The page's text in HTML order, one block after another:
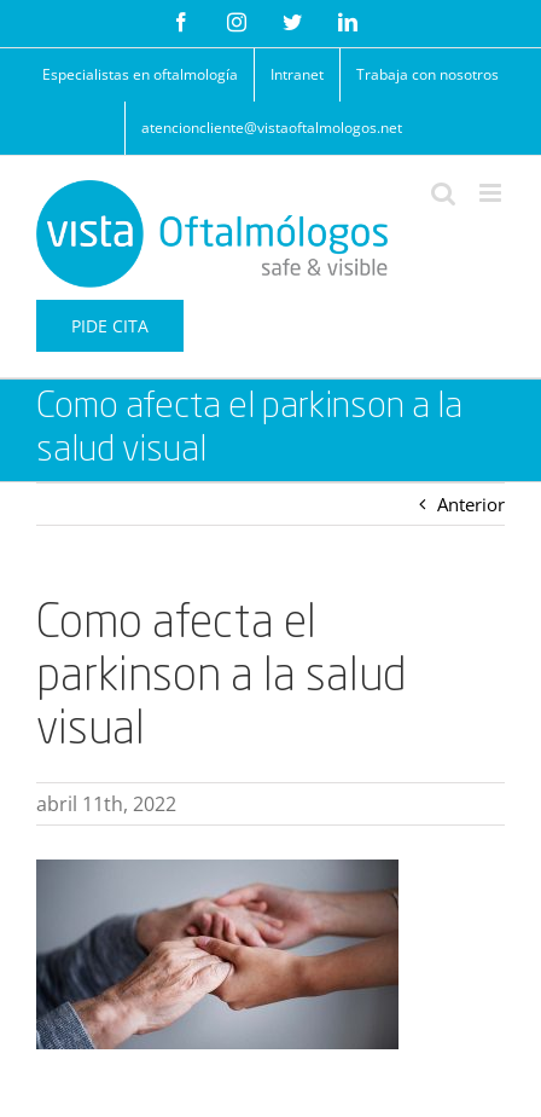
contenido
FacebookInstagramTwitterLinkedIn
Especialistas en oftalmología Intranet Trabaja con nosotros
atencioncliente@vistaoftalmologos.net
PIDE CITA
Como afecta el parkinson a la
salud visual
Anterior
Como afecta el
parkinson a la salud
visual
abril 11th, 2022